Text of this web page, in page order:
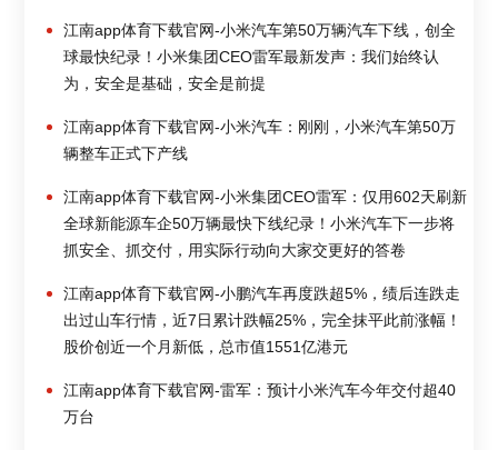
江南app体育下载官网-小米汽车第50万辆汽车下线，创全
球最快纪录！小米集团CEO雷军最新发声：我们始终认
为，安全是基础，安全是前提
江南app体育下载官网-小米汽车：刚刚，小米汽车第50万
辆整车正式下产线
江南app体育下载官网-小米集团CEO雷军：仅用602天刷新
全球新能源车企50万辆最快下线纪录！小米汽车下一步将
抓安全、抓交付，用实际行动向大家交更好的答卷
江南app体育下载官网-小鹏汽车再度跌超5%，绩后连跌走
出过山车行情，近7日累计跌幅25%，完全抹平此前涨幅！
股价创近一个月新低，总市值1551亿港元
江南app体育下载官网-雷军：预计小米汽车今年交付超40
万台